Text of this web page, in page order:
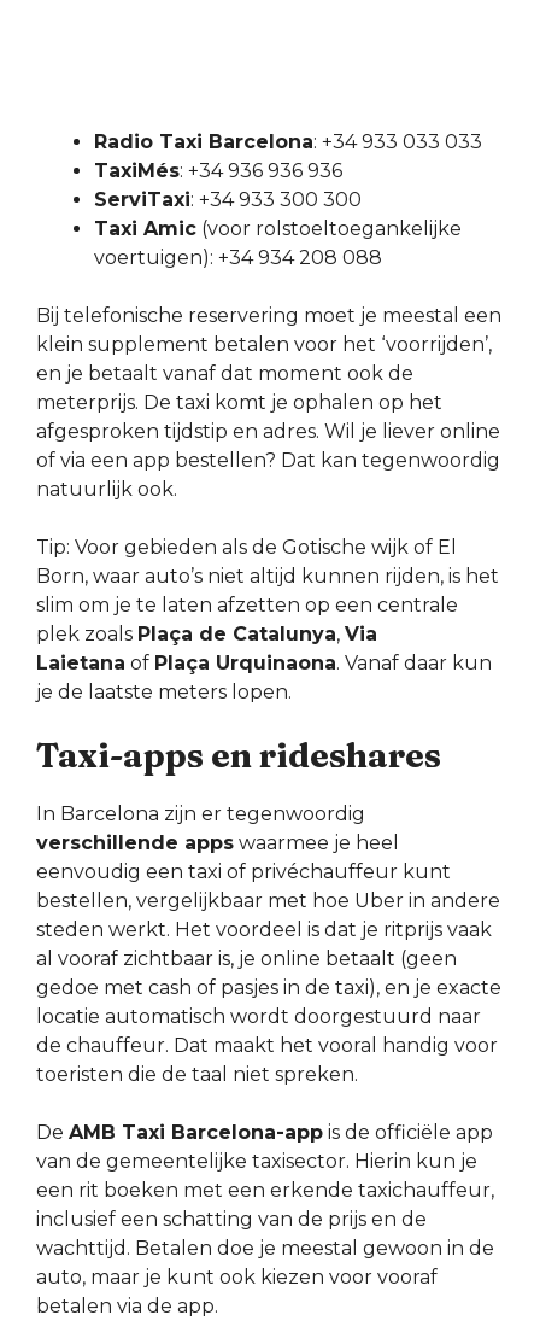
Radio Taxi Barcelona: +34 933 033 033
TaxiMés: +34 936 936 936
ServiTaxi: +34 933 300 300
Taxi Amic (voor rolstoeltoegankelijke
voertuigen): +34 934 208 088
Bij telefonische reservering moet je meestal een
klein supplement betalen voor het ‘voorrijden’,
en je betaalt vanaf dat moment ook de
meterprijs. De taxi komt je ophalen op het
afgesproken tijdstip en adres. Wil je liever online
of via een app bestellen? Dat kan tegenwoordig
natuurlijk ook.
Tip: Voor gebieden als de Gotische wijk of El
Born, waar auto’s niet altijd kunnen rijden, is het
slim om je te laten afzetten op een centrale
plek zoals Plaça de Catalunya, Via
Laietana of Plaça Urquinaona. Vanaf daar kun
je de laatste meters lopen.
Taxi-apps en rideshares
In Barcelona zijn er tegenwoordig
verschillende apps waarmee je heel
eenvoudig een taxi of privéchauffeur kunt
bestellen, vergelijkbaar met hoe Uber in andere
steden werkt. Het voordeel is dat je ritprijs vaak
al vooraf zichtbaar is, je online betaalt (geen
gedoe met cash of pasjes in de taxi), en je exacte
locatie automatisch wordt doorgestuurd naar
de chauffeur. Dat maakt het vooral handig voor
toeristen die de taal niet spreken.
De AMB Taxi Barcelona-app is de officiële app
van de gemeentelijke taxisector. Hierin kun je
een rit boeken met een erkende taxichauffeur,
inclusief een schatting van de prijs en de
wachttijd. Betalen doe je meestal gewoon in de
auto, maar je kunt ook kiezen voor vooraf
betalen via de app.